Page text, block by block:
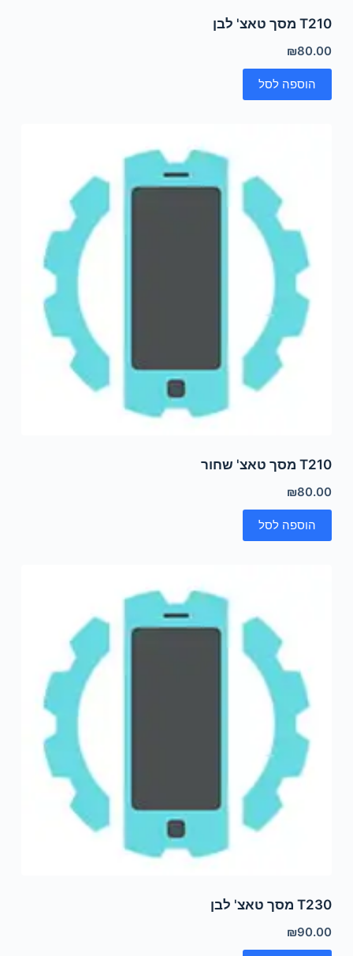
T210 מסך טאצ' לבן
₪80.00
הוספה לסל
T210 מסך טאצ' שחור
₪80.00
הוספה לסל
T230 מסך טאצ' לבן
₪90.00